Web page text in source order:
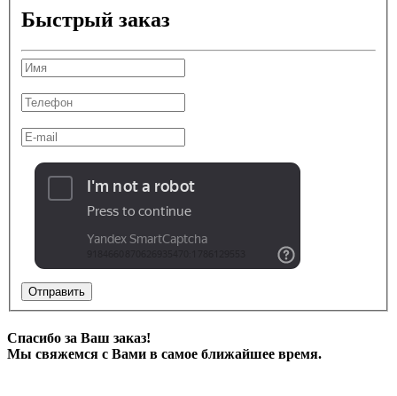
Быстрый заказ
Отправить
Спасибо за Ваш заказ!
Мы свяжемся с Вами в самое ближайшее время.